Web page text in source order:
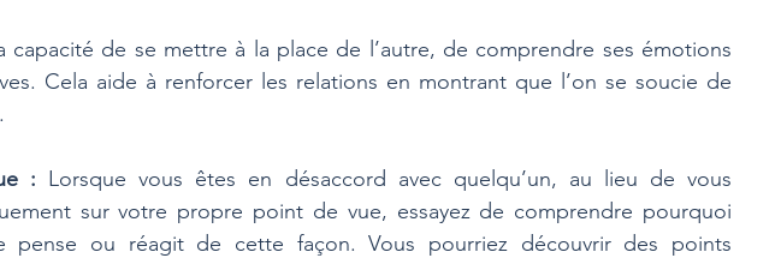
capacité de se mettre à la place de l’autre, de comprendre ses émotions
Cela aide à renforcer les relations en montrant que l’on se soucie de
: Lorsque vous êtes en désaccord avec quelqu’un, au lieu de vous
sur votre propre point de vue, essayez de comprendre pourquoi
pense ou réagit de cette façon. Vous pourriez découvrir des points